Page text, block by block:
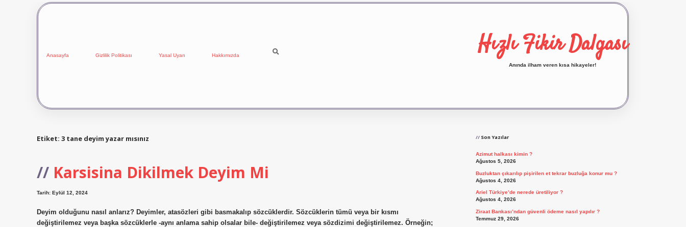
Anasayfa Gizlilik Politikası Yasal Uyarı Hakkımızda Hızlı Fikir Dalgası
Anında ilham veren kısa hikayeler!
Etiket: 3 tane deyim yazar mısınız
Karsisina Dikilmek Deyim Mi
Tarih: Eylül 12, 2024
Deyim olduğunu nasıl anlarız? Deyimler, atasözleri gibi basmakalıp sözcüklerdir. Sözcüklerin tümü veya bir kısmı
değiştirilemez veya başka sözcüklerle -aynı anlama sahip olsalar bile- değiştirilemez veya sözdizimi değiştirilemez. Örneğin;
Son Yazılar
Azimut halkası kimin ?
Ağustos 5, 2026
Buzluktan çıkarılıp pişirilen et tekrar buzluğa konur mu ?
Ağustos 4, 2026
Ariel Türkiye’de nerede üretiliyor ?
Ağustos 4, 2026
Ziraat Bankası’ndan güvenli ödeme nasıl yapılır ?
Temmuz 29, 2026